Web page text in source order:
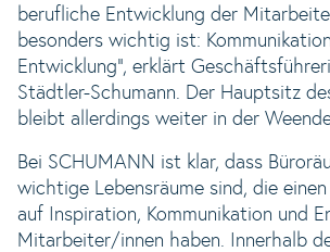
berufliche Entwicklung der
besonders wichtig ist:
Entwicklung“, erklärt
Städtler-Schumann. Der Hauptsitz
bleibt allerdings weiter in der
Bei SCHUMANN ist klar, dass
wichtige Lebensräume sind, die
auf Inspiration, Kommunikation und
Mitarbeiter/innen haben. Innerhalb